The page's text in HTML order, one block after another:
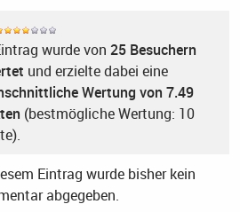
wurde von 25 Besuchern
und erzielte dabei eine
Wertung von 7.49
(bestmögliche Wertung: 10
Eintrag wurde bisher kein
abgegeben.